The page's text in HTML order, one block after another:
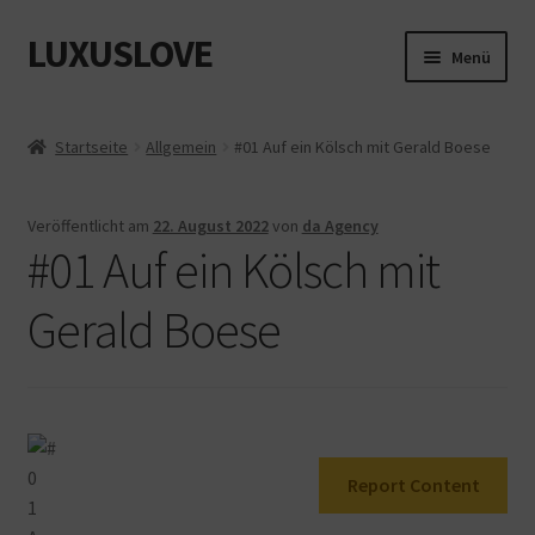
Zur
Navigation
Zum
Inhalt
LUXUSLOVE Menü
Mein Konto
Startseite Allgemein #01 Auf ein Kölsch mit Gerald Boese
Veröffentlicht am 22. August 2022von da Agency
#01 Auf ein Kölsch mit
Gerald Boese
Report Content